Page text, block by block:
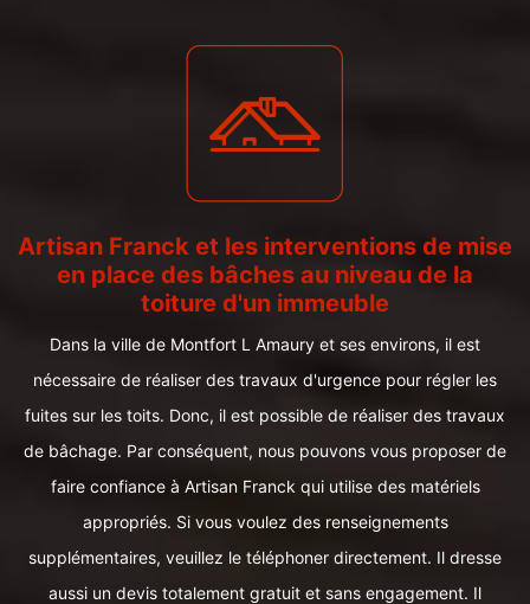
Artisan Franck et les interventions de mise
en place des bâches au niveau de la
toiture d'un immeuble
Dans la ville de Montfort L Amaury et ses environs, il est
nécessaire de réaliser des travaux d'urgence pour régler les
fuites sur les toits. Donc, il est possible de réaliser des travaux
de bâchage. Par conséquent, nous pouvons vous proposer de
faire confiance à Artisan Franck qui utilise des matériels
appropriés. Si vous voulez des renseignements
supplémentaires, veuillez le téléphoner directement. Il dresse
aussi un devis totalement gratuit et sans engagement. Il